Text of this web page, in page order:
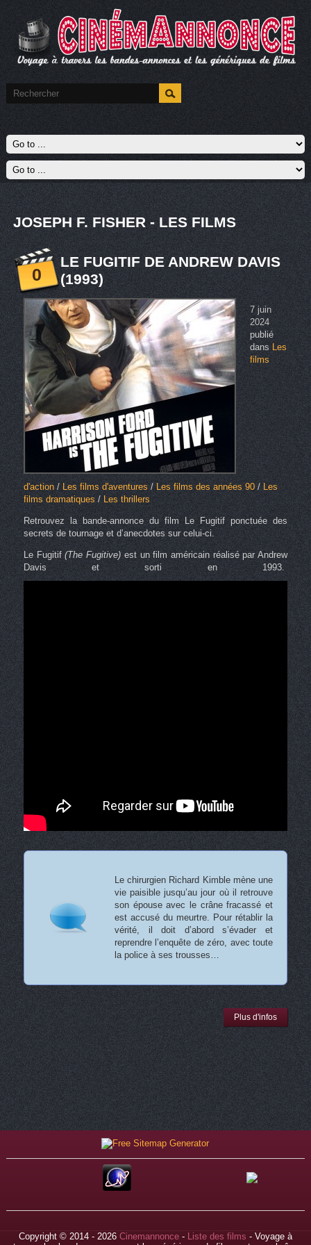
JOSEPH F. FISHER - LES FILMS
0
LE FUGITIF DE ANDREW DAVIS
(1993)
7 juin
2024
publié
dansLes
films
d'action/ Les films d'aventures/ Les films des années 90/ Les
films dramatiques/ Les thrillers
Retrouvez la bande-annonce du film Le Fugitif ponctuée des
secrets de tournage et d’anecdotes sur celui-ci.
Le Fugitif(The Fugitive)est un film américain réalisé par Andrew
Davis et sorti en 1993.
Le chirurgien Richard Kimble mène une
vie paisible jusqu’au jour où il retrouve
son épouse avec le crâne fracassé et
est accusé du meurtre. Pour rétablir la
vérité, il doit d’abord s’évader et
reprendre l’enquête de zéro, avec toute
la police à ses trousses…
Plus d'infos
Copyright © 2014 - 2026 Cinemannonce- Liste des films - Voyage à